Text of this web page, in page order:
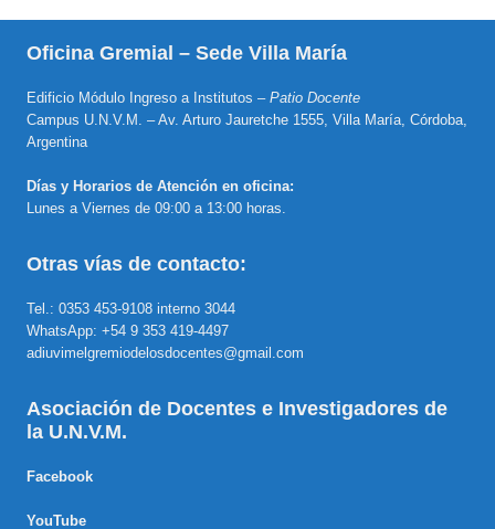
Oficina Gremial – Sede Villa María
Edificio Módulo Ingreso a Institutos – Patio Docente
Campus U.N.V.M. – Av. Arturo Jauretche 1555, Villa María, Córdoba,
Argentina
Días y Horarios de Atención en oficina:
Lunes a Viernes de 09:00 a 13:00 horas.
Otras vías de contacto:
Tel.: 0353 453-9108 interno 3044
WhatsApp: +54 9 353 419-4497
adiuvimelgremiodelosdocentes@gmail.com
Asociación de Docentes e Investigadores de
la U.N.V.M.
Facebook
YouTube